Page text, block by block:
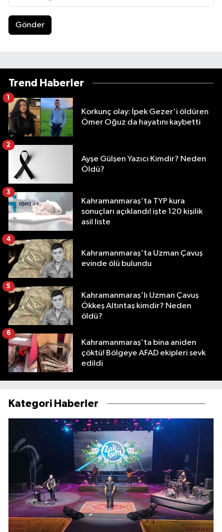
Gönder
Trend Haberler
Korkunç olay: İpek Gezer'i öldüren
Ömer Oğuz da hayatını kaybetti
1
Ayşe Gülşen Yazıcı Kimdir? Neden
Öldü?
2
Kahramanmaraş'ta TYP kura
sonuçları açıklandı! işte 120 kişilik
asil liste
3
Kahramanmaraş'ta Uzman Çavuş
evinde ölü bulundu
4
Kahramanmaraş'lı Uzman Çavuş
Ökkeş Altıntaş kimdir? Neden
öldü?
5
Kahramanmaraş'ta bina aniden
çöktü! Bölgeye AFAD ekipleri sevk
edildi
6
Kategori Haberler